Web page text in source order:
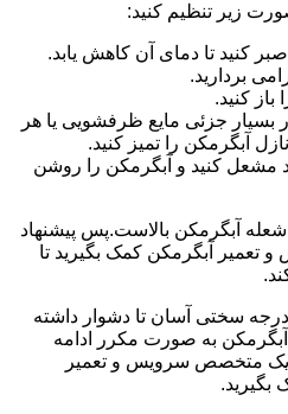
زیر تنظیم کنید:
کنید تا دمای آن کاهش یابد.
بردارید.
کنید.
بسیار جزئی مایع ظرفشویی یا هر
آبگرمکن را تمیز کنید.
مشعل کنید و آبگرمکن را روشن
آبگرمکن بالاست.پس پیشنهاد
آبگرمکن کمک بگیرید تا
سختی آسان تا دشوار داشته
به صورت مکرر ادامه
یک متخصص سرویس و تعمیر
بگیرید.